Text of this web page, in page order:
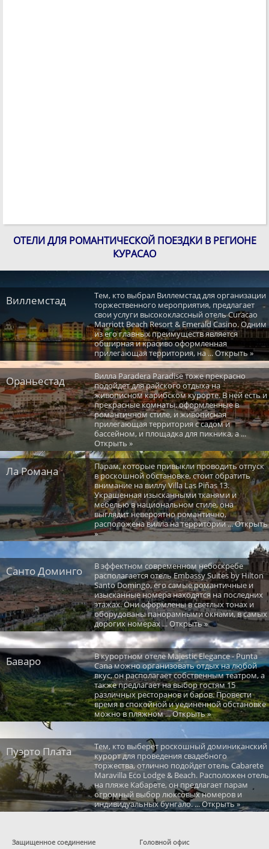
ОТЕЛИ ДЛЯ РОМАНТИЧЕСКОЙ ПОЕЗДКИ В РЕГИОНЕ
КУРАСАО
Виллемстад
Тем, кто выбрал Виллемстад для организации
торжественного мероприятия, предлагает
свои услуги высококлассный отель Curacao
Marriott Beach Resort & Emerald Casino. Одним
из его главных преимуществ является
обширная и красиво оформленная
прилегающая территория, на ... Открыть »
Ораньестад
Вилла Paradera Paradise тоже прекрасно
подойдет для райского отдыха на
живописном карибском курорте. В ней есть и
прекрасные комнаты, оформленные в
романтичном стиле, и живописная
прилегающая территория с садом и
бассейном, и площадка для пикника, а ...
Открыть »
Ла Романа
Парам, которые привыкли проводить отпуск
в роскошной обстановке, стоит обратить
внимание на виллу Villa Las Piñas 13.
Украшенная изысканными тканями и
мебелью в национальном стиле, она
выглядит невероятно романтично,
расположена вилла на территории ... Открыть
»
Санто Доминго
В эффектном современном небоскребе
располагается отель Embassy Suites by Hilton
Santo Domingo, его самые романтичные и
изысканные номера находятся на последних
этажах. Они оформлены в светлых тонах и
оборудованы панорамными окнами, в самых
дорогих номерах ... Открыть »
Баваро
В курортном отеле Majestic Elegance - Punta
Cana можно организовать отдых на любой
вкус, он располагает собственным театром, а
также предлагает на выбор гостям 15
различных ресторанов и баров. Провести
время в спокойной и уединенной обстановке
можно в пляжном ... Открыть »
Пуэрто Плата
Тем, кто выберет роскошный доминиканский
курорт для проведения свадебного
торжества, отлично подойдет отель Cabarete
Maravilla Eco Lodge & Beach. Расположен отель
на пляже Кабарете, он предлагает парам
огромный выбор люксовых номеров и
индивидуальных бунгало. ... Открыть »
Защищенное соединение Головной офис